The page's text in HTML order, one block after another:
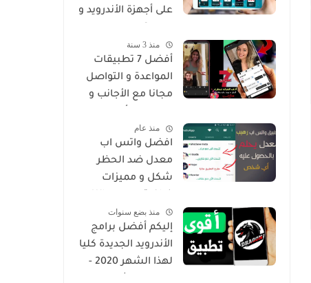
على أجهزة الأندرويد و
منذ 3 سنة
أفضل 7 تطبيقات
المواعدة و التواصل
مجانا مع الأجانب و
العالم
منذ عام
افضل واتس اب
معدل ضد الحظر
شكل و مميزات
Goldمنذ بضع سنوات
إليكم أفضل برامج
الأندرويد الجديدة كليا
لهذا الشهر 2020 -